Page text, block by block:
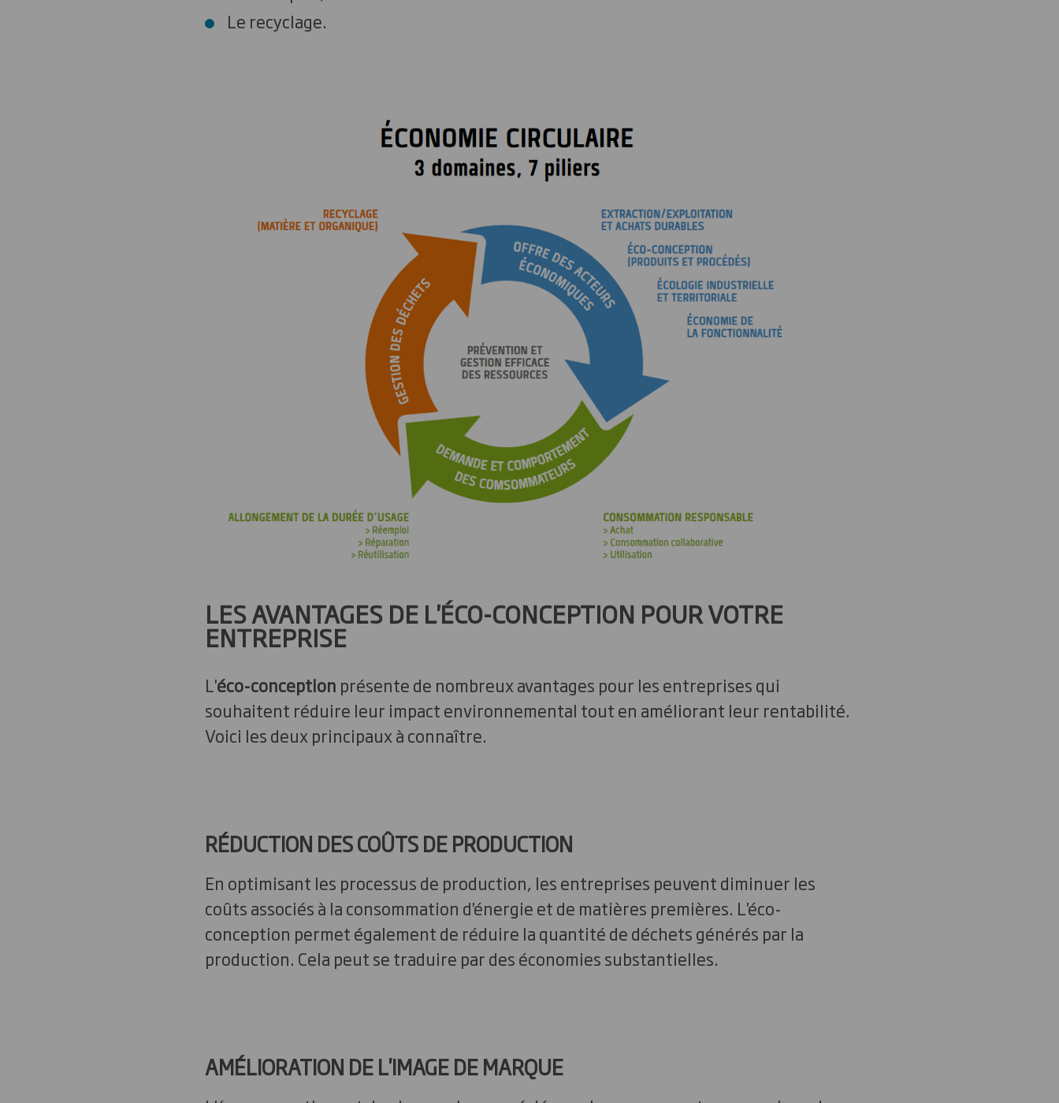
Le recyclage.
LES AVANTAGES DE L'ÉCO-CONCEPTION POUR VOTRE
ENTREPRISE
L'éco-conception présente de nombreux avantages pour les entreprises qui
souhaitent réduire leur impact environnemental tout en améliorant leur rentabilité.
Voici les deux principaux à connaître.
RÉDUCTION DES COÛTS DE PRODUCTION
En optimisant les processus de production, les entreprises peuvent diminuer les
coûts associés à la consommation d'énergie et de matières premières. L'éco-
conception permet également de réduire la quantité de déchets générés par la
production. Cela peut se traduire par des économies substantielles.
AMÉLIORATION DE L'IMAGE DE MARQUE